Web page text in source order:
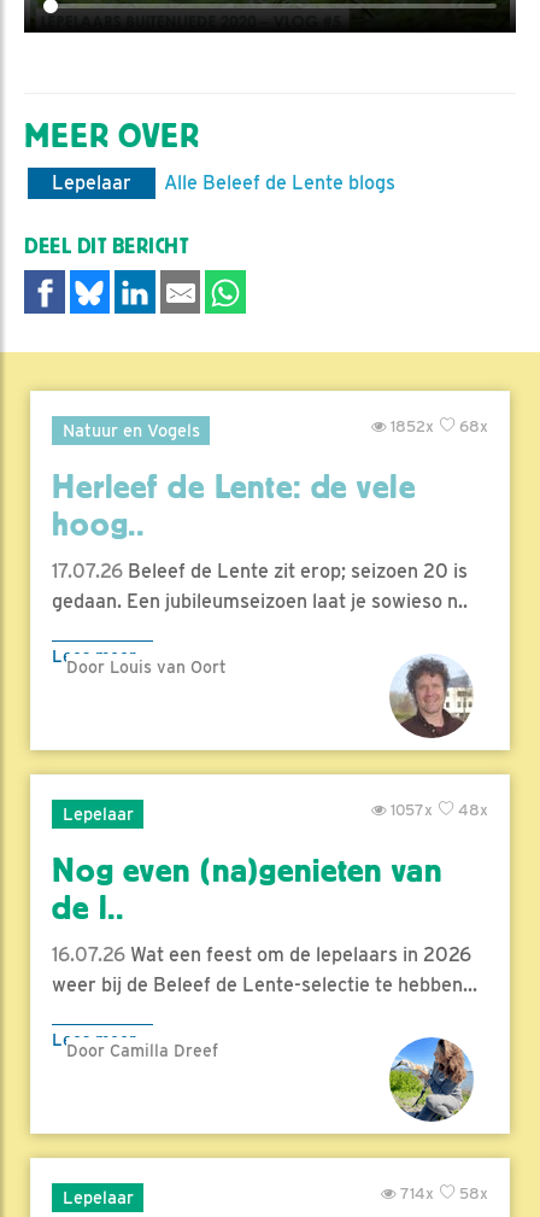
MEER OVER
Lepelaar Alle Beleef de Lente blogs
DEEL DIT BERICHT
Natuur en Vogels 68x
1852x
Herleef de Lente: de vele
hoog..
17.07.26 Beleef de Lente zit erop; seizoen 20 is
gedaan. Een jubileumseizoen laat je sowieso n..
Lees meer
Door Louis van Oort
Lepelaar 48x
1057x
Nog even (na)genieten van
de l..
16.07.26 Wat een feest om de lepelaars in 2026
weer bij de Beleef de Lente-selectie te hebben...
Lees meer
Door Camilla Dreef
Lepelaar 58x
714x